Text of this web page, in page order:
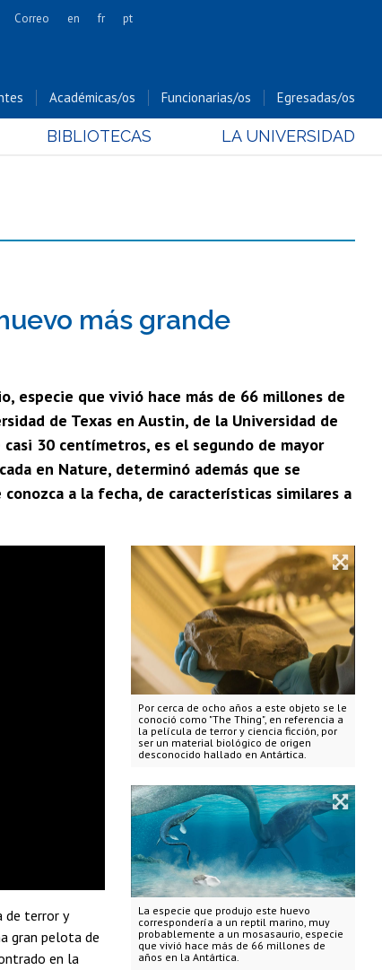
Cs. Forestales y Conservación
Cs. Sociales
Bachillerato
Correo en fr pt
Académicas/os Funcionarias/os Egresadas/os
BIBLIOTECAS LA UNIVERSIDAD
más grande
especie que vivió hace más de 66 millones de
de Texas en Austin, de la Universidad de
30 centímetros, es el segundo de mayor
en Nature, determinó además que se
a la fecha, de características similares a
Por cerca de ocho años a este objeto se le
conoció como "The Thing", en referencia a
la película de terror y ciencia ficción, por
ser un material biológico de origen
desconocido hallado en Antártica.
La especie que produjo este huevo
correspondería a un reptil marino, muy
probablemente a un mosasaurio, especie
que vivió hace más de 66 millones de
años en la Antártica.
de terror y
gran pelota de
en la